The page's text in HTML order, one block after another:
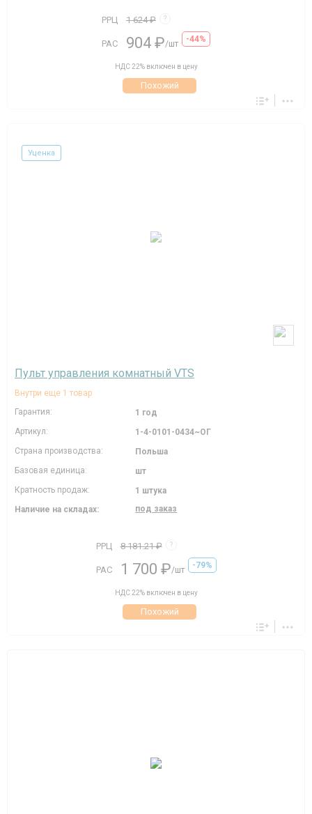
РРЦ 1 624 ₽ ?
РАС 904 ₽/шт -44%
НДС 22% включен в цену
Похожий
Уценка
Пульт управления комнатный VTS
Внутри еще 1 товар
Гарантия:
1 год
Артикул:
1-4-0101-0434~ОГ
Страна производства:
Польша
Базовая единица:
шт
Кратность продаж:
1 штука
Наличие на складах:
под заказ
РРЦ 8 181.21 ₽ ?
РАС 1 700 ₽/шт -79%
НДС 22% включен в цену
Похожий